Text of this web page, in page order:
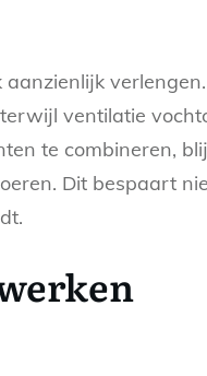
ventilatie
te combineren,
Dit bespaart